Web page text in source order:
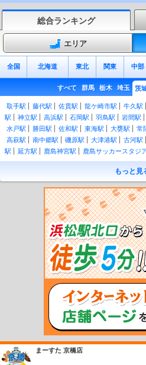
総合ランキング
エリア
全国 北海道 東北 関東 中部
すべて 群馬 栃木 埼玉 茨
取手駅 藤代駅 佐貫駅 龍ケ崎市駅 牛久駅
駅
神立駅 高浜駅 石岡駅 羽鳥駅 岩間駅
水戸駅
勝田駅 佐和駅 東海駅 大甕駅 常
高萩駅
南中郷駅 磯原駅 大津港駅 古河駅
駅
延方駅 鹿島神宮駅 鹿島サッカースタジ
駅
後台駅 下菅谷駅 中菅谷駅 上菅谷駅
静駅 常陸
駅
中舟生駅 下小川駅 西金駅 上小川駅
東結城駅 川島駅 玉戸駅 下館
稲田駅 笠間駅 宍戸駅 守谷駅 み
研究学園駅 つくば駅 阿字ヶ浦駅 磯崎
日工前駅 西取手駅 寺原駅 新
小絹駅 水海道駅 北水海道駅 中
下妻駅 大宝駅 騰波ノ江駅 黒
鉾田駅 坂戸駅 巴川駅 借宿前駅
小川高校下駅 常陸小川駅 四箇村駅
常澄駅 大洗駅 涸沼駅 鹿
鹿島灘駅 鹿島大野駅 長者ヶ浜
ひぐち駅
もっと見
まーすた 京橋店